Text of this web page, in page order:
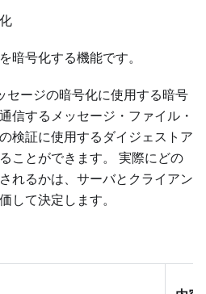
暗号化する機能です。
セージの暗号化に使用する暗号
信するメッセージ・ファイル・
検証に使用するダイジェストア
ことができます。 実際にどの
れるかは、サーバとクライアン
して決定します。